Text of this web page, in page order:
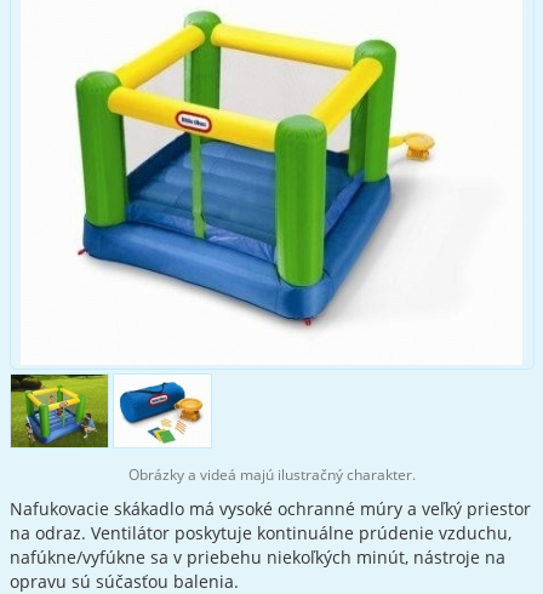
Obrázky a videá majú ilustračný charakter.
Nafukovacie skákadlo má vysoké ochranné múry a veľký priestor
na odraz. Ventilátor poskytuje kontinuálne prúdenie vzduchu,
nafúkne/vyfúkne sa v priebehu niekoľkých minút, nástroje na
opravu sú súčasťou balenia.